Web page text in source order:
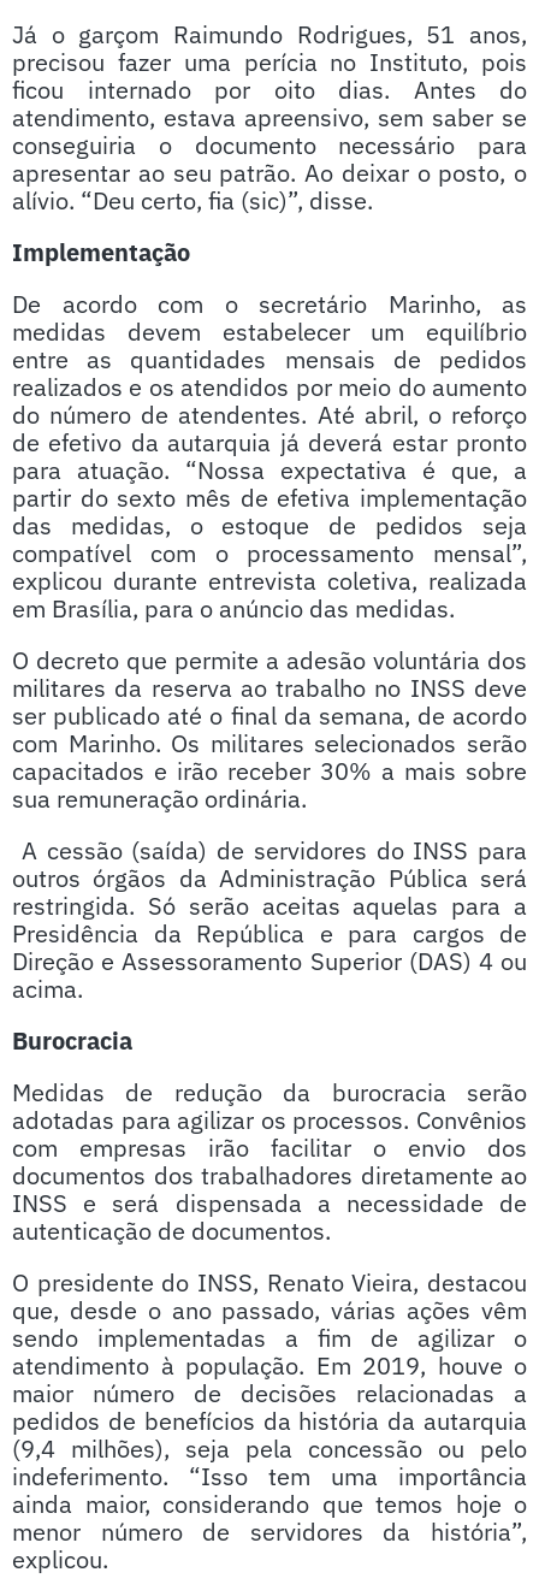
Já o garçom Raimundo Rodrigues, 51 anos,
precisou fazer uma perícia no Instituto, pois
ficou internado por oito dias. Antes do
atendimento, estava apreensivo, sem saber se
conseguiria o documento necessário para
apresentar ao seu patrão. Ao deixar o posto, o
alívio. “Deu certo, fia (sic)”, disse.
Implementação
De acordo com o secretário Marinho, as
medidas devem estabelecer um equilíbrio
entre as quantidades mensais de pedidos
realizados e os atendidos por meio do aumento
do número de atendentes. Até abril, o reforço
de efetivo da autarquia já deverá estar pronto
para atuação. “Nossa expectativa é que, a
partir do sexto mês de efetiva implementação
das medidas, o estoque de pedidos seja
compatível com o processamento mensal”,
explicou durante entrevista coletiva, realizada
em Brasília, para o anúncio das medidas.
O decreto que permite a adesão voluntária dos
militares da reserva ao trabalho no INSS deve
ser publicado até o final da semana, de acordo
com Marinho. Os militares selecionados serão
capacitados e irão receber 30% a mais sobre
sua remuneração ordinária.
A cessão (saída) de servidores do INSS para
outros órgãos da Administração Pública será
restringida. Só serão aceitas aquelas para a
Presidência da República e para cargos de
Direção e Assessoramento Superior (DAS) 4 ou
acima.
Burocracia
Medidas de redução da burocracia serão
adotadas para agilizar os processos. Convênios
com empresas irão facilitar o envio dos
documentos dos trabalhadores diretamente ao
INSS e será dispensada a necessidade de
autenticação de documentos.
O presidente do INSS, Renato Vieira, destacou
que, desde o ano passado, várias ações vêm
sendo implementadas a fim de agilizar o
atendimento à população. Em 2019, houve o
maior número de decisões relacionadas a
pedidos de benefícios da história da autarquia
(9,4 milhões), seja pela concessão ou pelo
indeferimento. “Isso tem uma importância
ainda maior, considerando que temos hoje o
menor número de servidores da história”,
explicou.